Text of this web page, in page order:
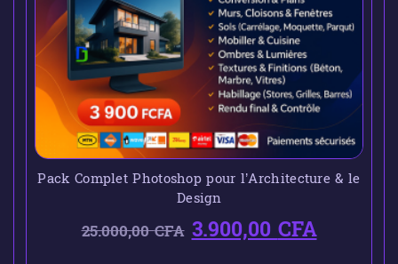
Pack Complet Photoshop pour l’Architecture & le
Design
25.000,00CFA 3.900,00CFA